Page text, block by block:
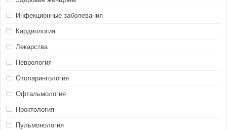
Инфекционные заболевания
Кардиология
Лекарства
Неврология
Отоларингология
Офтальмология
Проктология
Пульмонология